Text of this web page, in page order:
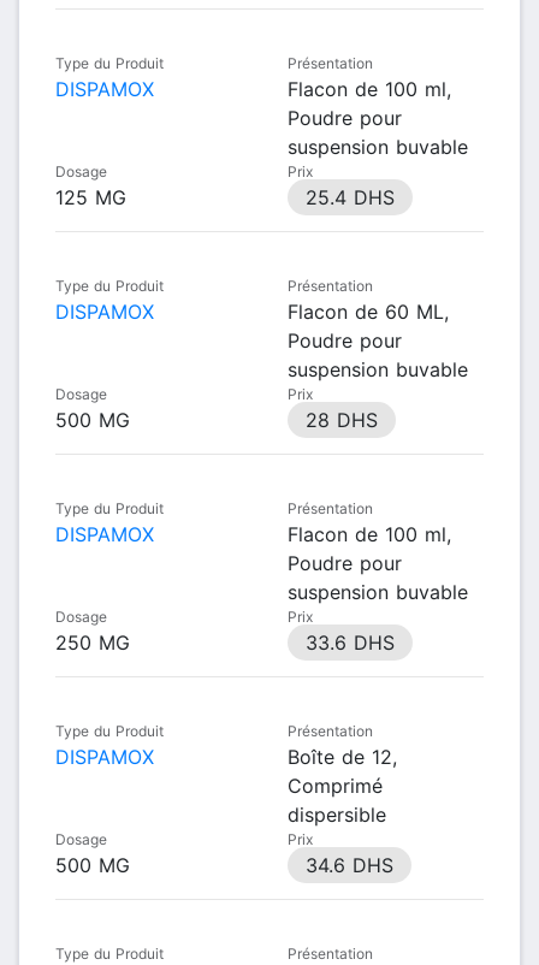
Type du Produit
DISPAMOX
Présentation
Flacon de 100 ml,
Poudre pour
suspension buvable
Dosage
125 MG
Prix
25.4 DHS
Type du Produit
DISPAMOX
Présentation
Flacon de 60 ML,
Poudre pour
suspension buvable
Dosage
500 MG
Prix
28 DHS
Type du Produit
DISPAMOX
Présentation
Flacon de 100 ml,
Poudre pour
suspension buvable
Dosage
250 MG
Prix
33.6 DHS
Type du Produit
DISPAMOX
Présentation
Boîte de 12,
Comprimé
dispersible
Dosage
500 MG
Prix
34.6 DHS
Type du Produit Présentation